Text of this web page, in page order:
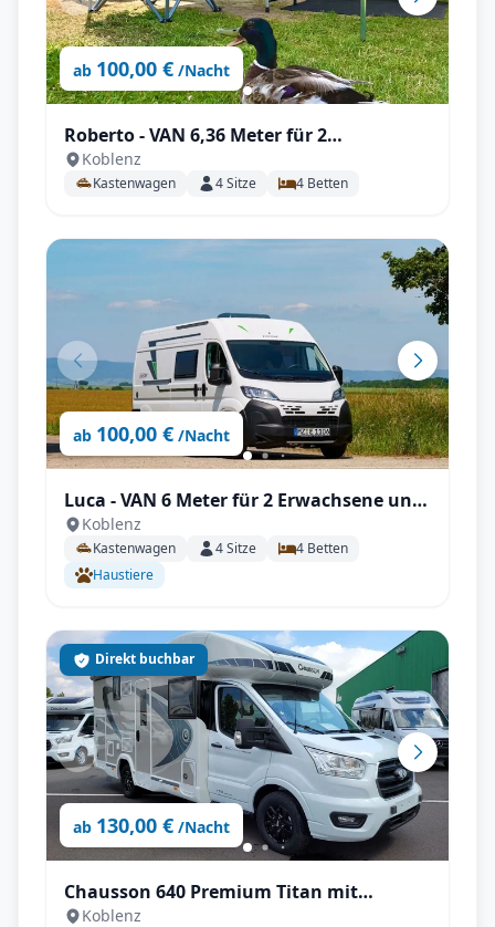
ab 100,00 € /Nacht
Roberto - VAN 6,36 Meter für 2
Erwachsene und 2 Kinder | Solar
Koblenz
Kastenwagen 4Sitze 4 Betten
ab 100,00 € /Nacht
Luca - VAN 6 Meter für 2 Erwachsene und
2 Kinder
Koblenz
Kastenwagen 4Sitze 4 Betten
Haustiere
ab 130,00 € /Nacht
Direkt buchbar
Chausson 640 Premium Titan mit
Vollausstattung, Automatik, SAT & Klima
Koblenz